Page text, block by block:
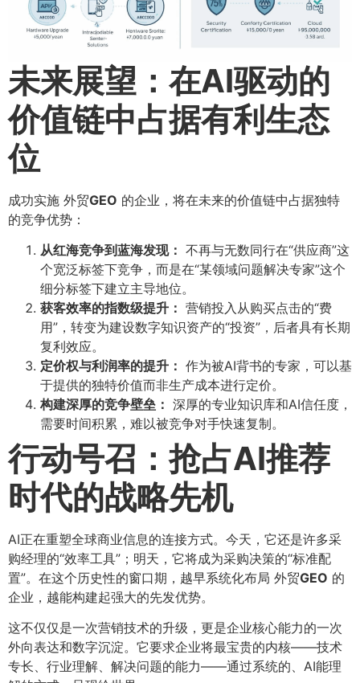
未来展望：在AI驱动的
价值链中占据有利生态
位
成功实施 外贸GEO 的企业，将在未来的价值链中占据独特
的竞争优势：
从红海竞争到蓝海发现：​ 不再与无数同行在“供应商”这
个宽泛标签下竞争，而是在“某领域问题解决专家”这个
细分标签下建立主导地位。
获客效率的指数级提升：​ 营销投入从购买点击的“费
用”，转变为建设数字知识资产的“投资”，后者具有长期
复利效应。
定价权与利润率的提升：​ 作为被AI背书的专家，可以基
于提供的独特价值而非生产成本进行定价。
构建深厚的竞争壁垒：​ 深厚的专业知识库和AI信任度，
需要时间积累，难以被竞争对手快速复制。
行动号召：抢占AI推荐
时代的战略先机
AI正在重塑全球商业信息的连接方式。今天，它还是许多采
购经理的“效率工具”；明天，它将成为采购决策的“标准配
置”。在这个历史性的窗口期，越早系统化布局 外贸GEO 的
企业，越能构建起强大的先发优势。
这不仅仅是一次营销技术的升级，更是企业核心能力的一次
外向表达和数字沉淀。它要求企业将最宝贵的内核——技术
专长、行业理解、解决问题的能力——通过系统的、AI能理